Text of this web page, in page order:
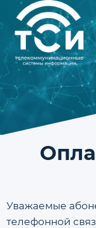
Перейти
к
содержимому
Уважаемые
телефонной